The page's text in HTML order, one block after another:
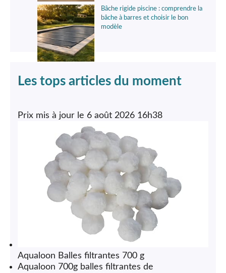
Bâche rigide piscine : comprendre la
bâche à barres et choisir le bon
modèle
Les tops articles du moment
6 août 2026 16h38
Aqualoon Balles filtrantes 700 g
Aqualoon 700g balles filtrantes de